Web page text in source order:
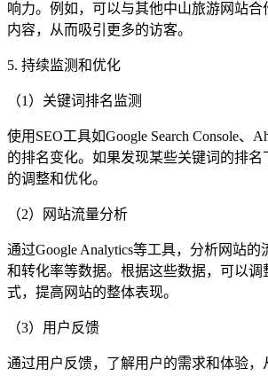
响力。例如，可以与其他中山旅游网站
内容，从而吸引更多的访客。
5. 持续监测和优化
（1）关键词排名监测
使用SEO工具如Google Search Console、
的排名变化。如果发现某些关键词的排名
的调整和优化。
（2）网站流量分析
通过Google Analytics等工具，分析网站
和转化率等数据。根据这些数据，可以调
式，提高网站的整体表现。
（3）用户反馈
通过用户反馈，了解用户的需求和体验，